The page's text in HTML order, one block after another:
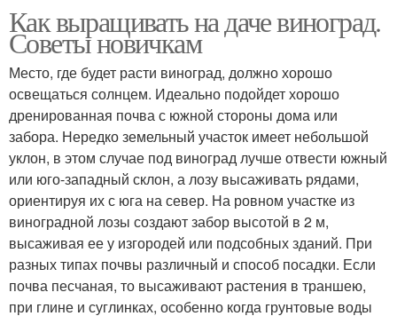
Как выращивать на даче виноград.
Советы новичкам
Место, где будет расти виноград, должно хорошо
освещаться солнцем. Идеально подойдет хорошо
дренированная почва с южной стороны дома или
забора. Нередко земельный участок имеет небольшой
уклон, в этом случае под виноград лучше отвести южный
или юго-западный склон, а лозу высаживать рядами,
ориентируя их с юга на север. На ровном участке из
виноградной лозы создают забор высотой в 2 м,
высаживая ее у изгородей или подсобных зданий. При
разных типах почвы различный и способ посадки. Если
почва песчаная, то высаживают растения в траншею,
при глине и суглинках, особенно когда грунтовые воды